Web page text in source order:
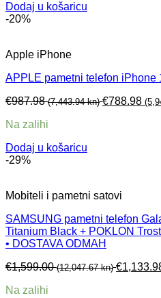
Dodaj u košaricu
-20%
Apple iPhone
APPLE pametni telefon iPhone
€987.98 (7,443.94 kn) €788.98
Na zalihi
Dodaj u košaricu
-29%
Mobiteli i pametni satovi
SAMSUNG pametni telefon
Titanium Black + POKLON
• DOSTAVA ODMAH
€1,599.00 (12,047.67 kn) €
Na zalihi